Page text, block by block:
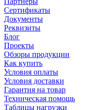
Сертификаты
Документы
Реквизиты
Блог
Проекты
Обзоры продукции
Как купить
Условия оплаты
Условия доставки
Гарантия на товар
Техническая помощь
Таблицы нагрузки